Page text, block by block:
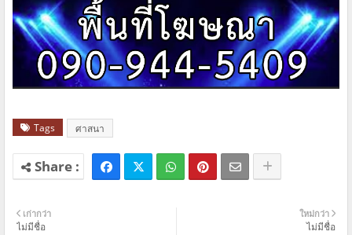
Tags ศาสนา
ใหม่กว่า
ไม่มีชื่อ
เก่ากว่า
ไม่มีชื่อ